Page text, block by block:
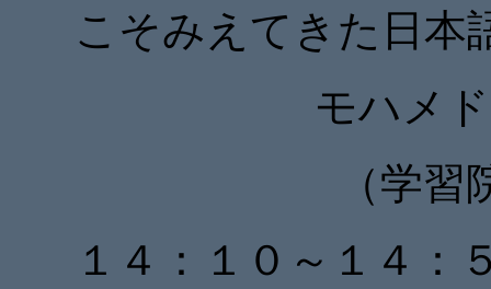
こそみえてきた日本
モハメド
（学
１４：１０～１４